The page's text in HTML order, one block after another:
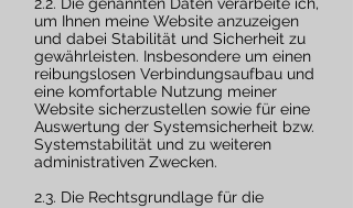
um Ihnen meine Website anzuzeigen
und dabei Stabilität und Sicherheit zu
gewährleisten. Insbesondere um einen
reibungslosen Verbindungsaufbau und
eine komfortable Nutzung meiner
Website sicherzustellen sowie für eine
Auswertung der Systemsicherheit bzw.
Systemstabilität und zu weiteren
administrativen Zwecken.
2.3. Die Rechtsgrundlage für die